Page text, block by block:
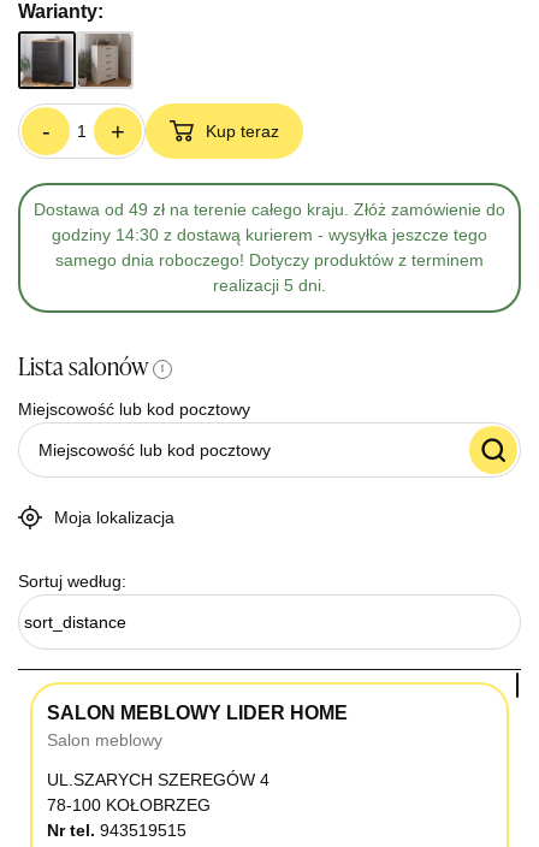
Warianty:
- + Kup teraz
Dostawa od 49 zł na terenie całego kraju. Złóż zamówienie do
godziny 14:30 z dostawą kurierem - wysyłka jeszcze tego
samego dnia roboczego! Dotyczy produktów z terminem
realizacji 5 dni.
Lista salonów i
Miejscowość lub kod pocztowy
Moja lokalizacja
Sortuj według:
sort_distance
SALON MEBLOWY LIDER HOME
Salon meblowy
UL.SZARYCH SZEREGÓW 4
78-100 KOŁOBRZEG
Nr tel. 943519515